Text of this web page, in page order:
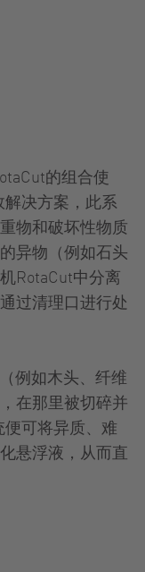
的组合使
决方案，此系
物和破坏性物质
异物（例如石头
RotaCut中分离
过清理口进行处
例如木头、纤维
在那里被切碎并
可将异质、难
悬浮液，从而直